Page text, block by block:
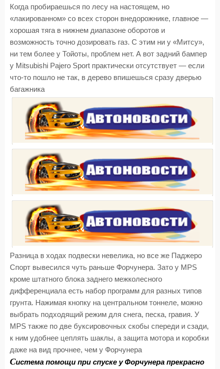
Когда пробираешься по лесу на настоящем, но
«лакированном» со всех сторон внедорожнике, главное —
хорошая тяга в нижнем диапазоне оборотов и
возможность точно дозировать газ. С этим ни у «Митсу»,
ни тем более у Тойоты, проблем нет. А вот задний бампер
у Mitsubishi Pajero Sport практически отсутствует — если
что-то пошло не так, в дерево впишешься сразу дверью
багажника
Разница в ходах подвески невелика, но все же Паджеро
Спорт вывесился чуть раньше Форчунера. Зато у MPS
кроме штатного блока заднего межколесного
дифференциала есть набор программ для разных типов
грунта. Нажимая кнопку на центральном тоннеле, можно
выбрать подходящий режим для снега, песка, гравия. У
MPS также по две буксировочных скобы спереди и сзади,
к ним удобнее цеплять шаклы, а защита мотора и коробки
даже на вид прочнее, чем у Форчунера
Система помощи при спуске у Форчунера прекрасно